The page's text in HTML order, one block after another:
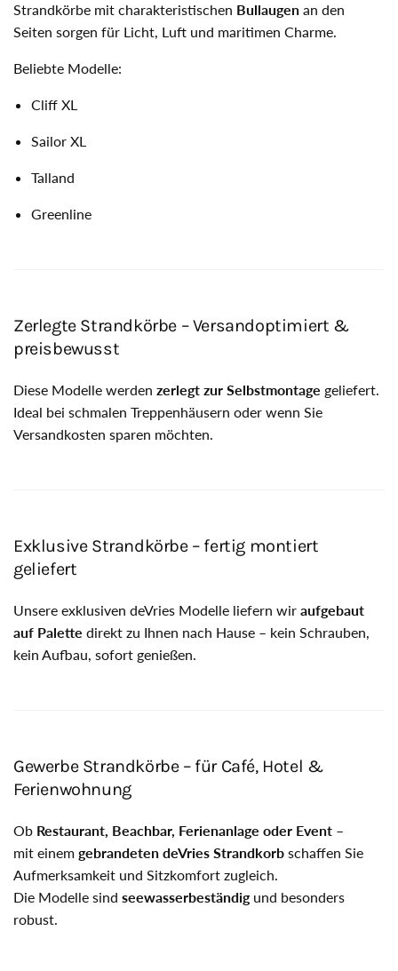
Strandkörbe mit charakteristischen Bullaugen an den
Seiten sorgen für Licht, Luft und maritimen Charme.
Beliebte Modelle:
Cliff XL
Sailor XL
Talland
Greenline
Zerlegte Strandkörbe – Versandoptimiert &
preisbewusst
Diese Modelle werden zerlegt zur Selbstmontage geliefert.
Ideal bei schmalen Treppenhäusern oder wenn Sie
Versandkosten sparen möchten.
Exklusive Strandkörbe – fertig montiert
geliefert
Unsere exklusiven deVries Modelle liefern wir aufgebaut
auf Palette direkt zu Ihnen nach Hause – kein Schrauben,
kein Aufbau, sofort genießen.
Gewerbe Strandkörbe – für Café, Hotel &
Ferienwohnung
Ob Restaurant, Beachbar, Ferienanlage oder Event –
mit einem gebrandeten deVries Strandkorb schaffen Sie
Aufmerksamkeit und Sitzkomfort zugleich.
Die Modelle sind seewasserbeständigund besonders
robust.